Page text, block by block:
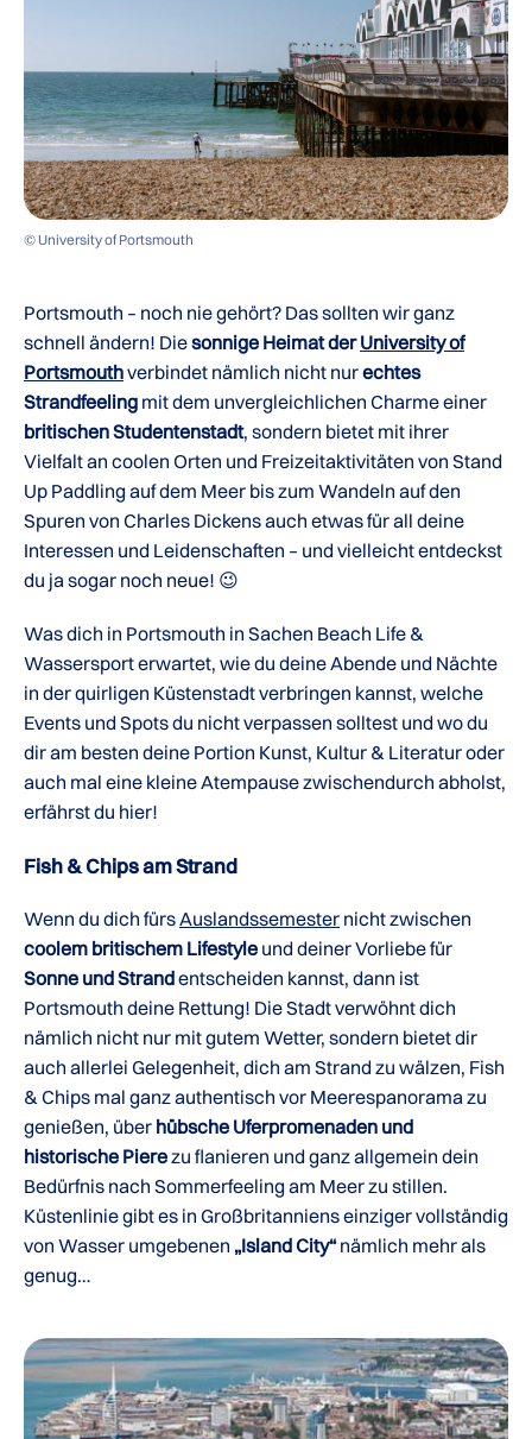
© University of Portsmouth
Portsmouth – noch nie gehört? Das sollten wir ganz
schnell ändern! Diesonnige Heimat derUniversity of
Portsmouthverbindet nämlich nicht nurechtes
Strandfeeling mit dem unvergleichlichen Charme einer
britischen Studentenstadt, sondern bietet mit ihrer
Vielfalt an coolen Orten und Freizeitaktivitäten von Stand
Up Paddling auf dem Meer bis zum Wandeln auf den
Spuren von Charles Dickens auch etwas für all deine
Interessen und Leidenschaften – und vielleicht entdeckst
du ja sogar noch neue! 😉
Was dich in Portsmouth in Sachen Beach Life &
Wassersport erwartet, wie du deine Abende und Nächte
in der quirligen Küstenstadt verbringen kannst, welche
Events und Spots du nicht verpassen solltest und wo du
dir am besten deine Portion Kunst, Kultur & Literatur oder
auch mal eine kleine Atempause zwischendurch abholst,
erfährst du hier!
Fish & Chips am Strand
Wenn du dich fürsAuslandssemester nicht zwischen
coolem britischem Lifestyle und deiner Vorliebe für
Sonne und Strandentscheiden kannst, dann ist
Portsmouth deine Rettung! Die Stadt verwöhnt dich
nämlich nicht nur mit gutem Wetter, sondern bietet dir
auch allerlei Gelegenheit, dich am Strand zu wälzen, Fish
& Chips mal ganz authentisch vor Meerespanorama zu
genießen, über hübsche Uferpromenaden und
historische Pierezu flanieren und ganz allgemein dein
Bedürfnis nach Sommerfeeling am Meer zu stillen.
Küstenlinie gibt es in Großbritanniens einziger vollständig
von Wasser umgebenen „Island City“nämlich mehr als
genug…